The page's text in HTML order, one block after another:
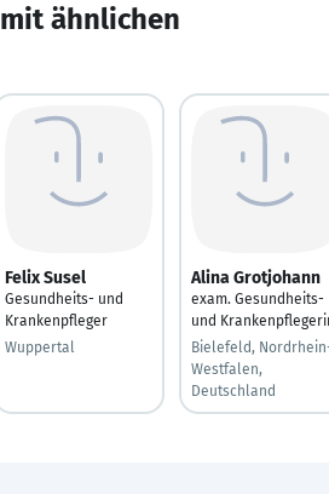
ähnlichen
Felix Susel
Gesundheits- und
Krankenpfleger
Wuppertal
Alina Grotjohann
exam. Gesundheits-
und
Bielefeld,
Westfalen,
Deutschland